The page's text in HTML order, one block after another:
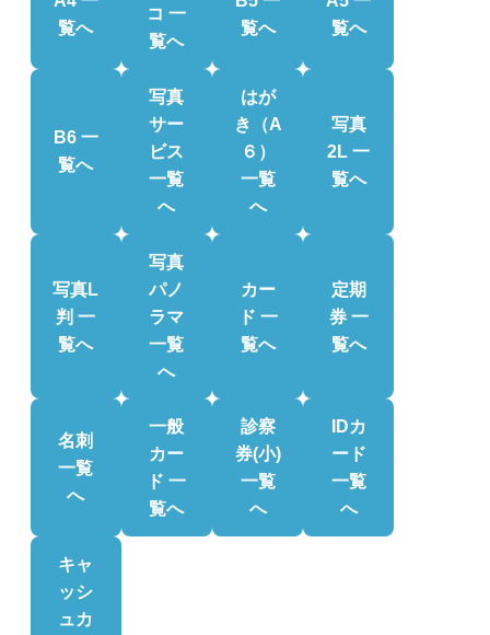
覧へ
コ 一
覧へ
覧へ
覧へ
B6 一
覧へ
写真
サー
ビス
一覧
へ
はが
き（A
６）
一覧
へ
写真
2L 一
覧へ
写真L
判 一
覧へ
写真
パノ
ラマ
一覧
へ
カー
ド 一
覧へ
定期
券 一
覧へ
名刺
一覧
へ
一般
カー
ド 一
覧へ
診察
券(小)
一覧
へ
IDカ
ード
一覧
へ
キャ
ッシ
ュカ